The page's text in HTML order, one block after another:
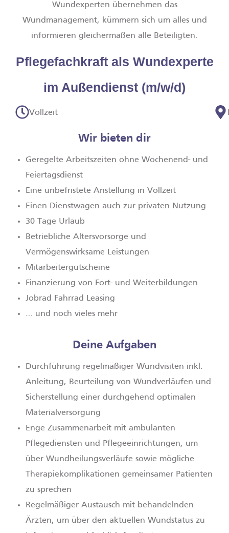
Wundexperten übernehmen das
Wundmanagement, kümmern sich um alles und
informieren gleichermaßen alle Beteiligten.
Pflegefachkraft als Wundexperte
im Außendienst (m/w/d)
Vollzeit
Wir bieten dir
Geregelte Arbeitszeiten ohne Wochenend- und
Feiertagsdienst
Eine unbefristete Anstellung in Vollzeit
Einen Dienstwagen auch zur privaten Nutzung
30 Tage Urlaub
Betriebliche Altersvorsorge und
Vermögenswirksame Leistungen
Mitarbeitergutscheine
Finanzierung von Fort­- und Weiterbildungen
Jobrad Fahrrad Leasing
… und noch vieles mehr
Deine Aufgaben
Durchführung regelmäßiger Wundvisiten inkl.
Anleitung, Beurteilung von Wundverläufen und
Sicherstellung einer durchgehend optimalen
Materialversorgung
Enge Zusammenarbeit mit ambulanten
Pflegediensten und Pflegeeinrichtungen, um
über Wundheilungsverläufe sowie mögliche
Therapiekomplikationen gemeinsamer Patienten
zu sprechen
Regelmäßiger Austausch mit behandelnden
Ärzten, um über den aktuellen Wundstatus zu